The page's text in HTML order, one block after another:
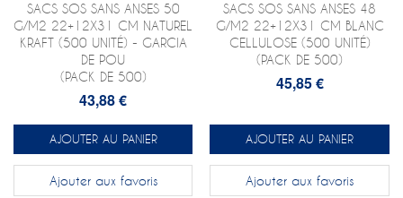
SACS SOS SANS ANSES 50
G/M2 22+12X31 CM NATUREL
KRAFT (500 UNITÉ) - GARCIA
DE POU
(PACK DE 500)
43,88 €
AJOUTER AU PANIER
Ajouter aux favoris
SACS SOS SANS ANSES 48
G/M2 22+12X31 CM BLANC
CELLULOSE (500 UNITÉ)
(PACK DE 500)
45,85 €
AJOUTER AU PANIER
Ajouter aux favoris